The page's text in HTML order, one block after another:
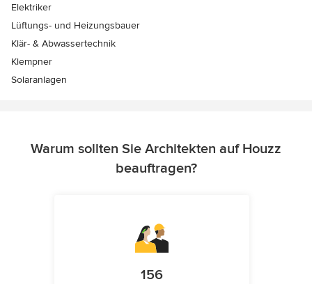
Elektriker
Lüftungs- und Heizungsbauer
Klär- & Abwassertechnik
Klempner
Solaranlagen
Warum sollten Sie Architekten auf Houzz
beauftragen?
156